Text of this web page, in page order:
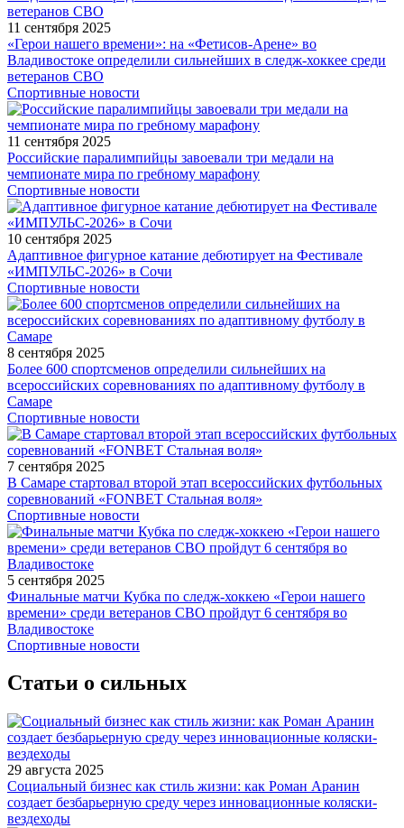
11 сентября 2025
«Герои нашего времени»: на «Фетисов-Арене» во
Владивостоке определили сильнейших в следж-хоккее среди
ветеранов СВО
Спортивные новости
11 сентября 2025
Российские паралимпийцы завоевали три медали на
чемпионате мира по гребному марафону
Спортивные новости
10 сентября 2025
Адаптивное фигурное катание дебютирует на Фестивале
«ИМПУЛЬС-2026» в Сочи
Спортивные новости
8 сентября 2025
Более 600 спортсменов определили сильнейших на
всероссийских соревнованиях по адаптивному футболу в
Самаре
Спортивные новости
7 сентября 2025
В Самаре стартовал второй этап всероссийских футбольных
соревнований «FONBET Стальная воля»
Спортивные новости
5 сентября 2025
Финальные матчи Кубка по следж-хоккею «Герои нашего
времени» среди ветеранов СВО пройдут 6 сентября во
Владивостоке
Спортивные новости
Статьи о сильных
29 августа 2025
Социальный бизнес как стиль жизни: как Роман Аранин
создает безбарьерную среду через инновационные коляски-
вездеходы